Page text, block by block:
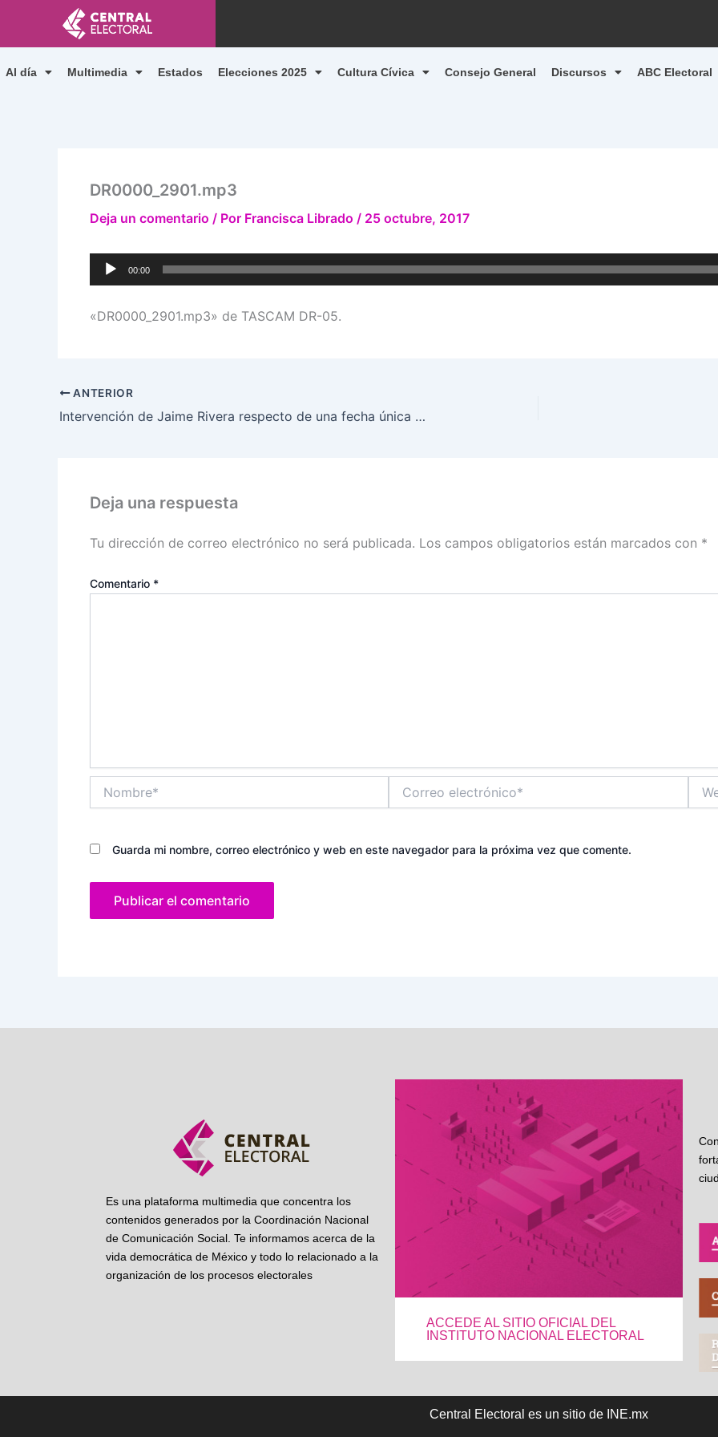
contenido
Al día Multimedia Estados Elecciones 2025 Cultura Cívica Consejo General Discursos ABC Electoral
DR0000_2901.mp3
Deja un comentario / Por Francisca Librado / 25 octubre, 2017
Reproductor
de
00:00
«DR0000_2901.mp3» de TASCAM DR-05.
ANTERIOR
Intervención de Jaime Rivera respecto de una fecha única de conclusión por entidad federativa de Precampañas Locales
Deja una respuesta
Tu dirección de correo electrónico no será publicada. Los campos obligatorios están marcados con *
Comentario *
electrónico*
Guarda mi nombre, correo electrónico y web en este navegador para la próxima vez que comente.
Es una plataforma multimedia que concentra los
contenidos generados por la Coordinación Nacional
de Comunicación Social. Te informamos acerca de la
vida democrática de México y todo lo relacionado a la
organización de los procesos electorales
ACCEDE AL SITIO OFICIAL DEL
INSTITUTO NACIONAL ELECTORAL
Central Electoral es un sitio de INE.mx